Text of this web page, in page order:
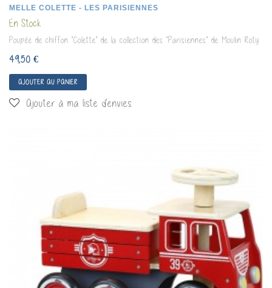
MELLE COLETTE - LES PARISIENNES
En Stock
Poupée de chiffon "Colette" de la collection des "Parisiennes" de Moulin Roty
49,50 €
AJOUTER AU PANIER
Ajouter à ma liste d'envies